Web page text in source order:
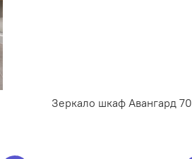
Зеркало шкаф Авангард 70